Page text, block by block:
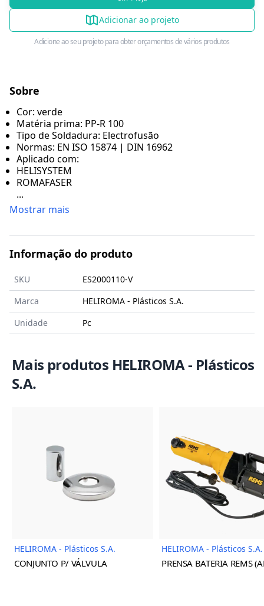
Adicionar ao projeto
Adicione ao seu projeto para obter orçamentos de vários produtos
Sobre
Cor: verde
Matéria prima: PP-R 100
Tipo de Soldadura: Electrofusão
Normas: EN ISO 15874 | DIN 16962
Aplicado com:
HELISYSTEM
ROMAFASER
...
Mostrar mais
Informação do produto
SKU
ES2000110-V
Marca
HELIROMA - Plásticos S.A.
Unidade
Pc
Mais produtos HELIROMA - Plásticos
S.A.
Imagem do Produto
HELIROMA - Plásticos S.A.
CONJUNTO P/ VÁLVULA
HELIROMA - Plásticos S.A.
PRENSA BATERIA REMS